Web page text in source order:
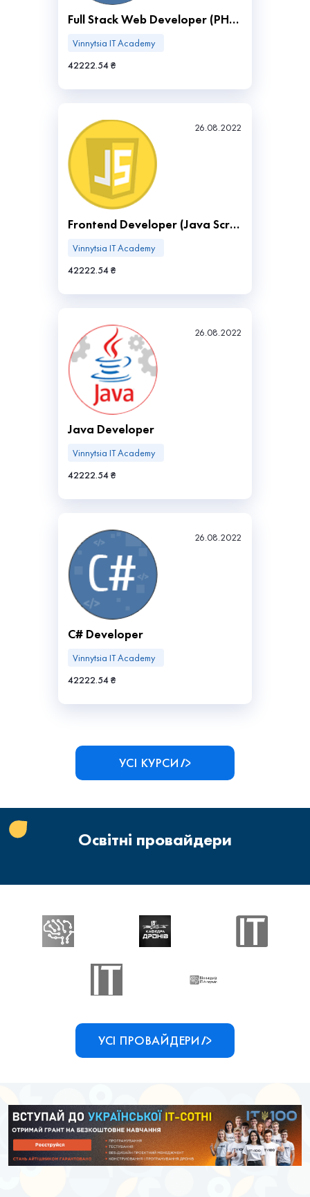
Full Stack Web Developer (РНР, JS)
Vinnytsia IT Academy
42222.54 ₴
26.08.2022
Frontend Developer (Java Script)
Vinnytsia IT Academy
42222.54 ₴
26.08.2022
Java Developer
Vinnytsia IT Academy
42222.54 ₴
26.08.2022
C# Developer
Vinnytsia IT Academy
42222.54 ₴
УСІ КУРСИ
Освітні провайдери
Vinnytsia
Academy
КАФЕДРА
ПНЗ
Вінницька
УСІ ПРОВАЙДЕРИ